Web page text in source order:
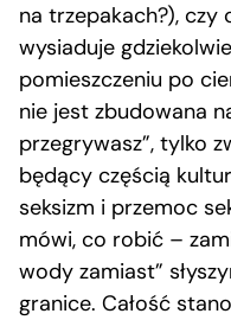
na trzepakach?),
wysiaduje
pomieszczeniu po
nie jest zbudowana
przegrywasz”, tylko
będący częścią
seksizm i przemoc
mówi, co robić –
wody zamiast”
granice. Całość